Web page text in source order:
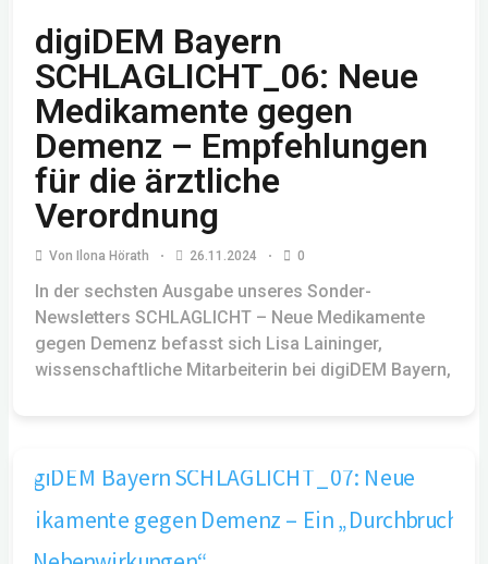
digiDEM Bayern
SCHLAGLICHT_06: Neue
Medikamente gegen
Demenz – Empfehlungen
für die ärztliche
Verordnung
Von Ilona Hörath 26.11.2024 0
In der sechsten Ausgabe unseres Sonder-
Newsletters SCHLAGLICHT – Neue Medikamente
gegen Demenz befasst sich Lisa Laininger,
wissenschaftliche Mitarbeiterin bei digiDEM Bayern,